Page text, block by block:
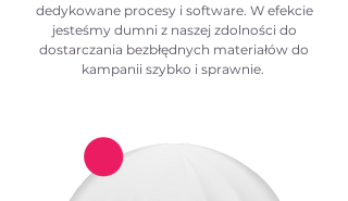
dedykowane procesy i software. W efekcie
jesteśmy dumni z naszej zdolności do
dostarczania bezbłędnych materiałów do
kampanii szybko i sprawnie.